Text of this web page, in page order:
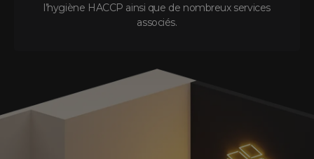
l’hygiène HACCP ainsi que de nombreux services
associés.